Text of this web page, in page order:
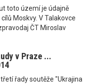
toto území je údajně
Moskvy. V Talakovce
ČT Miroslav
v Praze ...
třetí řady soutěže "Ukrajina